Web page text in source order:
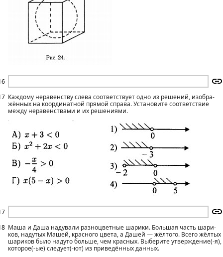
Каждому неравенству слева соответствует одно из решений, изобра­
жённых на координатной прямой справа. Установите соответствие
между неравенствами и их решениями.
Маша и Даша надували разноцветные шарики. Большая часть шари­
ков, надутых Машей, красного цвета, а Дашей — жёлтого. Всего жёлтых
шариков было надуто больше, чем красных. Выберите утверждение(-я),
ко­торое(-ые) следует(-ют) из приведённых данных.